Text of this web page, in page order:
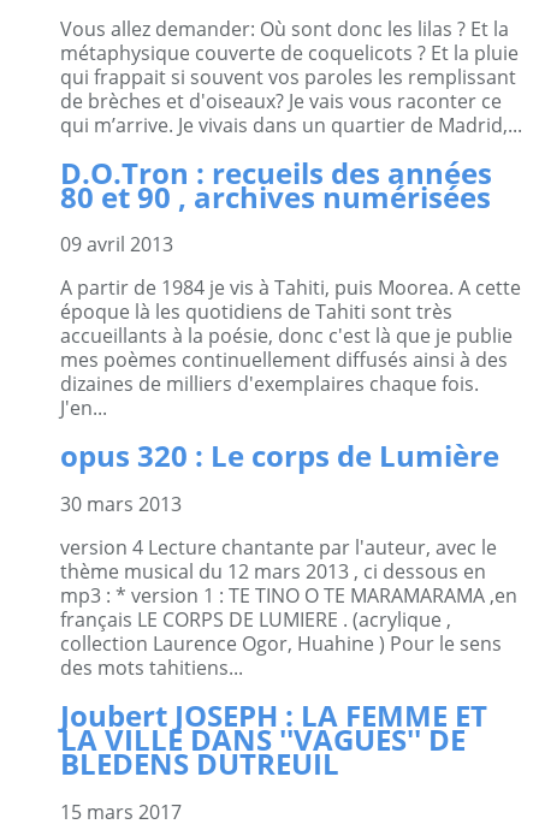
Vous allez demander: Où sont donc les lilas ? Et la
métaphysique couverte de coquelicots ? Et la pluie
qui frappait si souvent vos paroles les remplissant
de brèches et d'oiseaux? Je vais vous raconter ce
qui m’arrive. Je vivais dans un quartier de Madrid,...
D.O.Tron : recueils des années
80 et 90 , archives numérisées
09 avril 2013
A partir de 1984 je vis à Tahiti, puis Moorea. A cette
époque là les quotidiens de Tahiti sont très
accueillants à la poésie, donc c'est là que je publie
mes poèmes continuellement diffusés ainsi à des
dizaines de milliers d'exemplaires chaque fois.
J'en...
opus 320 : Le corps de Lumière
30 mars 2013
version 4 Lecture chantante par l'auteur, avec le
thème musical du 12 mars 2013 , ci dessous en
mp3 : * version 1 : TE TINO O TE MARAMARAMA ,en
français LE CORPS DE LUMIERE . (acrylique ,
collection Laurence Ogor, Huahine ) Pour le sens
des mots tahitiens...
Joubert JOSEPH : LA FEMME ET
LA VILLE DANS ''VAGUES'' DE
BLEDENS DUTREUIL
15 mars 2017